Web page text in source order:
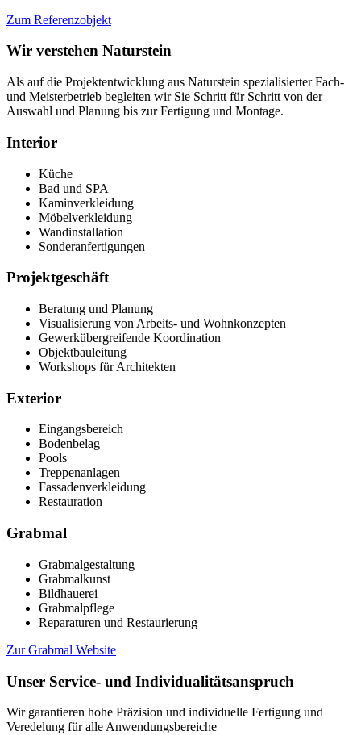
Zum Referenzobjekt
Wir verstehen Naturstein
Als auf die Projektentwicklung aus Naturstein spezialisierter Fach-
und Meisterbetrieb begleiten wir Sie Schritt für Schritt von der
Auswahl und Planung bis zur Fertigung und Montage.
Interior
Küche
Bad und SPA
Kaminverkleidung
Möbelverkleidung
Wandinstallation
Sonderanfertigungen
Projektgeschäft
Beratung und Planung
Visualisierung ​von Arbeits- und Wohn­konzepten
Gewer­kübergreifende Koordination
Objektbauleitung
Workshops für Architekten
Exterior
Eingangsbereich
Bodenbelag
Pools
Treppenanlagen
Fassadenverkleidung
Restauration
Grabmal
Grabmalgestaltung
Grabmalkunst
Bildhauerei
Grabmalpflege
Reparaturen und Restaurierung
Zur Grabmal Website
Unser Service- und Individualitätsanspruch
Wir garantieren hohe Präzision und individuelle Fertigung und
Veredelung für alle Anwendungsbereiche